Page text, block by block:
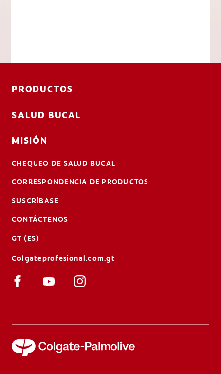
PRODUCTOS
SALUD BUCAL
MISIÓN
CHEQUEO DE SALUD BUCAL
CORRESPONDENCIA DE PRODUCTOS
SUSCRÍBASE
CONTÁCTENOS
GT (ES)
Colgateprofesional.com.gt